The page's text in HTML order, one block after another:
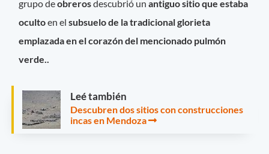
grupo deobrerosdescubrió unantiguo sitio que estaba
ocultoen elsubsuelo de la tradicional glorieta
emplazada en el corazón del mencionado pulmón
verde..
Leé también
Descubren dos sitios con construcciones
incas en Mendoza